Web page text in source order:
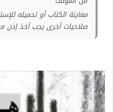
معاينة الكتاب أو تحميله
صلاحيات أخرى يجب أخذ إذن